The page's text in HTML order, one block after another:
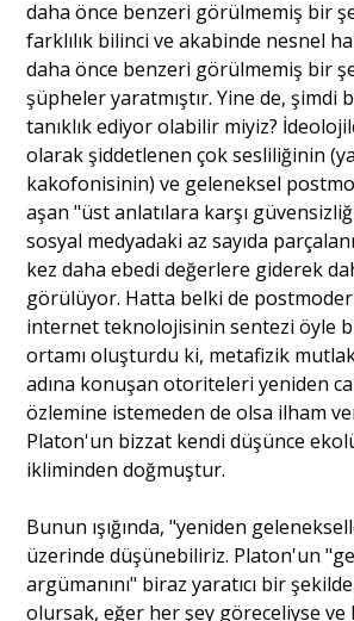
daha önce benzeri görülmemiş bir
farklılık bilinci ve akabinde nesnel
daha önce benzeri görülmemiş bir
şüpheler yaratmıştır. Yine de, şimdi
tanıklık ediyor olabilir miyiz?
olarak şiddetlenen çok sesliliğinin
kakofonisinin) ve geleneksel
aşan "üst anlatılara karşı
sosyal medyadaki az sayıda
kez daha ebedi değerlere giderek
görülüyor. Hatta belki de
internet teknolojisinin sentezi öyle
ortamı oluşturdu ki, metafizik
adına konuşan otoriteleri yeniden
özlemine istemeden de olsa ilham
Platon'un bizzat kendi düşünce
ikliminden doğmuştur.
Bunun ışığında, "yeniden
üzerinde düşünebiliriz. Platon'un
argümanını" biraz yaratıcı bir
olursak, eğer her şey göreceliyse